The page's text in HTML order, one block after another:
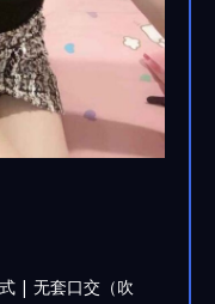
| 无套口交（吹